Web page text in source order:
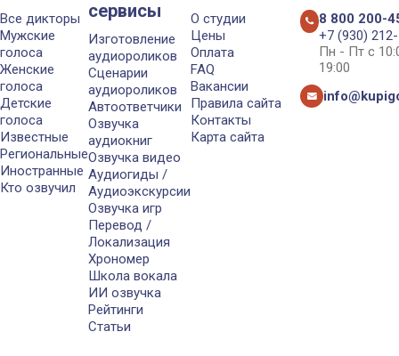
Все дикторы
Мужские
голоса
Женские
голоса
Детские
голоса
Известные
Региональные
Иностранные
Кто озвучил
сервисы
Изготовление
аудиороликов
Сценарии
аудиороликов
Автоответчики
Озвучка
аудиокниг
Озвучка видео
Аудиогиды /
Аудиоэкскурсии
Озвучка игр
Перевод /
Локализация
Хрономер
Школа вокала
ИИ озвучка
Рейтинги
Статьи
О студии
Цены
Оплата
FAQ
Вакансии
Правила сайта
Контакты
Карта сайта
8 800 200-
+7 (930)
Пн - Пт с
19:00